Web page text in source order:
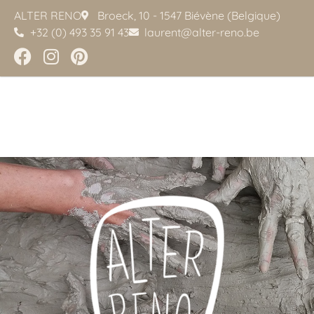
ALTER RENO
Broeck, 10 - 1547 Biévène (Belgique)
+32 (0) 493 35 91 43
laurent@alter-reno.be